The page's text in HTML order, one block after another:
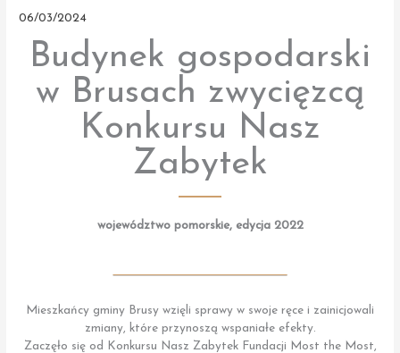
06/03/2024
Budynek gospodarski
w Brusach zwycięzcą
Konkursu Nasz
Zabytek
województwo pomorskie, edycja 2022
Mieszkańcy gminy Brusy wzięli sprawy w swoje ręce i zainicjowali
zmiany, które przynoszą wspaniałe efekty.
Zaczęło się od Konkursu Nasz Zabytek Fundacji Most the Most,